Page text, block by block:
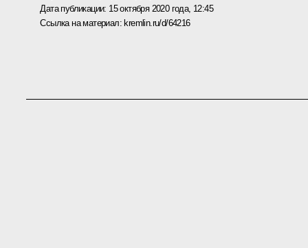
Дата публикации: 15 октября 2020 года, 12:45
Ссылка на материал: kremlin.ru/d/64216